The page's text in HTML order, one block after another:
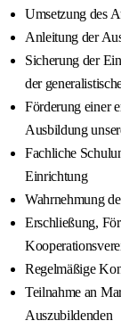
Umsetzung des
Anleitung der
Sicherung der
der
Förderung einer
Ausbildung
Fachliche
Einrichtung
Wahrnehmung
Erschließung,
Regelmäßige
Teilnahme an
Auszubildenden